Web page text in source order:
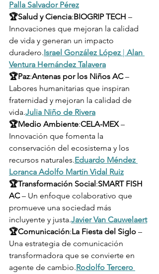
Palla Salvador Pérez
🏆Salud y Ciencia:BIOGRIP TECH –
Innovaciones que mejoran la calidad
de vida y generan un impacto
duradero.Israel González López | Alan
Ventura Hernández Talavera
🏆Paz:Antenas por los Niños AC –
Labores humanitarias que inspiran
fraternidad y mejoran la calidad de
vida.Julia Niño de Rivera
🏆Medio Ambiente:CELA-MEX –
Innovación que fomenta la
conservación del ecosistema y los
recursos naturales.Eduardo Méndez
Loranca Adolfo Martin Vidal Ruiz
🏆Transformación Social:SMART FISH
AC – Un enfoque colaborativo que
promueve una sociedad más
incluyente y justa.Javier Van Cauwelaert
🏆Comunicación:La Fiesta del Siglo –
Una estrategia de comunicación
transformadora que se convierte en
agente de cambio.Rodolfo Tercero